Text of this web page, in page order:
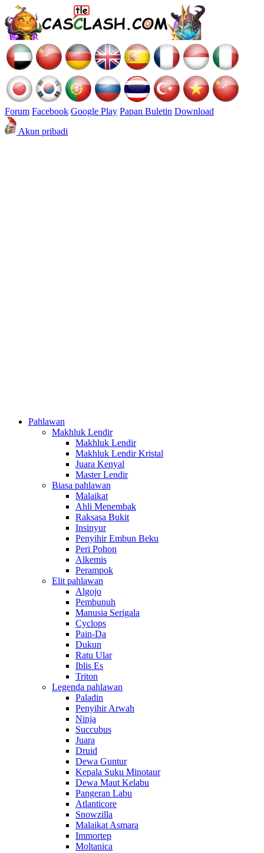
Forum Facebook Google Play Papan Buletin Download
Akun pribadi
Pahlawan
Makhluk Lendir
Makhluk Lendir
Makhluk Lendir Kristal
Juara Kenyal
Master Lendir
Biasa pahlawan
Malaikat
Ahli Menembak
Raksasa Bukit
Insinyur
Penyihir Embun Beku
Peri Pohon
Alkemis
Perampok
Elit pahlawan
Algojo
Pembunuh
Manusia Serigala
Cyclops
Pain-Da
Dukun
Ratu Ular
Iblis Es
Triton
Legenda pahlawan
Paladin
Penyihir Arwah
Ninja
Succubus
Juara
Druid
Dewa Guntur
Kepala Suku Minotaur
Dewa Maut Kelabu
Pangeran Labu
Atlanticore
Snowzilla
Malaikat Asmara
Immortep
Moltanica